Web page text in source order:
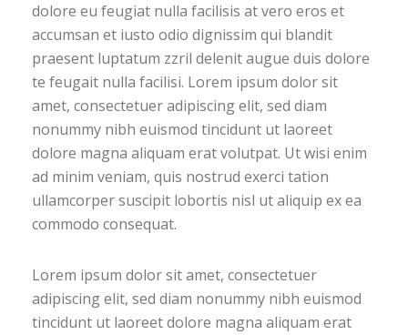
dolore eu feugiat nulla facilisis at vero eros et
accumsan et iusto odio dignissim qui blandit
praesent luptatum zzril delenit augue duis dolore
te feugait nulla facilisi. Lorem ipsum dolor sit
amet, consectetuer adipiscing elit, sed diam
nonummy nibh euismod tincidunt ut laoreet
dolore magna aliquam erat volutpat. Ut wisi enim
ad minim veniam, quis nostrud exerci tation
ullamcorper suscipit lobortis nisl ut aliquip ex ea
commodo consequat.
Lorem ipsum dolor sit amet, consectetuer
adipiscing elit, sed diam nonummy nibh euismod
tincidunt ut laoreet dolore magna aliquam erat